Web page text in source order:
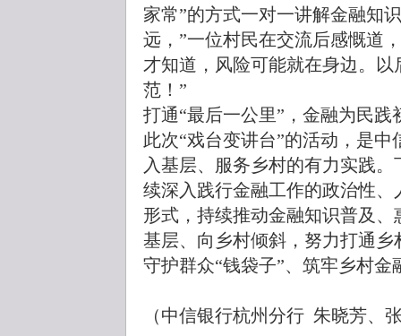
家常”的方式一对一讲解金融知
远，”一位村民在交流后感慨道
才知道，风险可能就在身边。
范！”
打通“最后一公里”，金融为民践
此次“戏台变讲台”的活动，是
入基层、服务乡村的有力实践
续深入践行金融工作的政治性
形式，持续推动金融知识普及
基层、向乡村倾斜，努力打通
守护群众“钱袋子”、筑牢乡村金
（中信银行杭州分行 朱晓芳、